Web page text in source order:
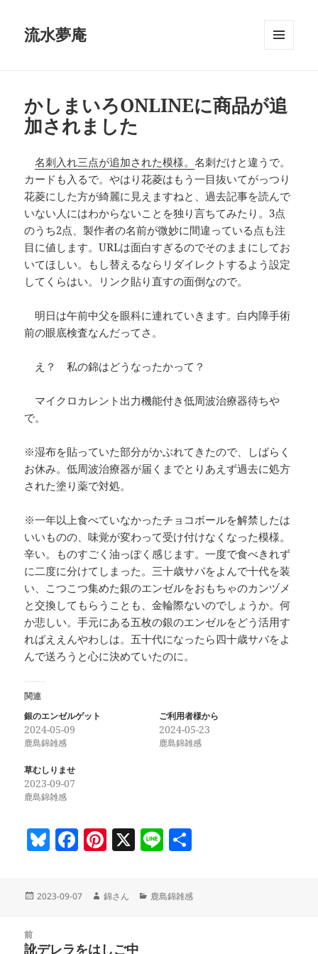
流水夢庵
ット
かしまいろONLINEに商品が追
加されました
名刺入れ三点が追加された模様。名刺だけと違うで。
カードも入るで。やはり花菱はもう一目抜いてがっつり
花菱にした方が綺麗に見えますねと、過去記事を読んで
いない人にはわからないことを独り言ちてみたり。3点
のうち2点、製作者の名前が微妙に間違っている点も注
目に値します。URLは面白すぎるのでそのままにしてお
いてほしい。もし替えるならリダイレクトするよう設定
してくらはい。リンク貼り直すの面倒なので。
明日は午前中父を眼科に連れていきます。白内障手術
前の眼底検査なんだってさ。
え？ 私の錦はどうなったかって？
マイクロカレント出力機能付き低周波治療器待ちや
で。
※湿布を貼っていた部分がかぶれてきたので、しばらく
お休み。低周波治療器が届くまでとりあえず過去に処方
された塗り薬で対処。
※一年以上食べていなかったチョコボールを解禁したは
いいものの、味覚が変わって受け付けなくなった模様。
辛い。ものすごく油っぽく感じます。一度で食べきれず
に二度に分けてしまった。三十歳サバをよんで十代を装
い、こつこつ集めた銀のエンゼルをおもちゃのカンヅメ
と交換してもらうことも、金輪際ないのでしょうか。何
か悲しい。手元にある五枚の銀のエンゼルをどう活用す
ればええんやわしは。五十代になったら四十歳サバをよ
んで送ろうと心に決めていたのに。
関連
銀のエンゼルゲット
2024-05-09
鹿島錦雑感
ご利用者様から
2024-05-23
鹿島錦雑感
草むしりませ
2023-09-07
鹿島錦雑感
Bl
es
k
F
c
e
Pi
er
es
X Li
e
投
2023-09-07
作
錦さん
カ
鹿島錦雑感
前
前
訛デレラをはしご中